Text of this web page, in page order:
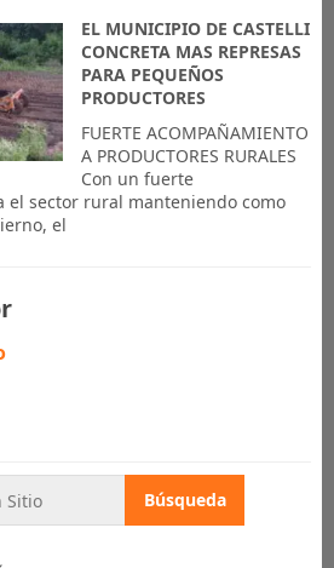
EL MUNICIPIO DE CASTELLI
CONCRETA MAS REPRESAS
PARA PEQUEÑOS
PRODUCTORES
FUERTE ACOMPAÑAMIENTO
A PRODUCTORES RURALES
Con un fuerte
el sector rural manteniendo como
el